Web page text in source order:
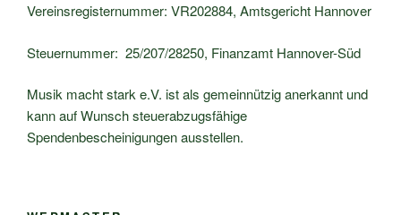
Vereinsregisternummer: VR202884, Amtsgericht Hannover
Steuernummer: 25/207/28250, Finanzamt Hannover-Süd
Musik macht stark e.V. ist als gemeinnützig anerkannt und
kann auf Wunsch steuerabzugsfähige
Spendenbescheinigungen ausstellen.